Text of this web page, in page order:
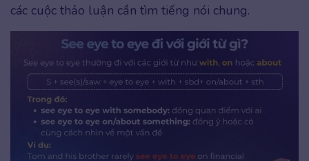
các cuộc thảo luận cần tìm tiếng nói chung.